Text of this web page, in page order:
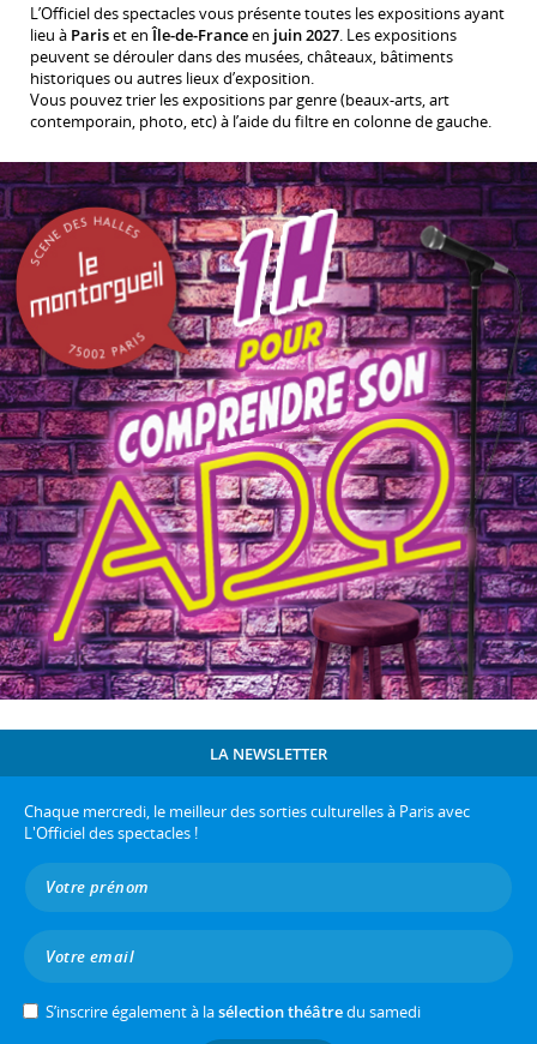
L’Officiel des spectacles vous présente toutes les expositions ayant
lieu à Pariset enÎle-de-Franceen juin 2027. Les expositions
peuvent se dérouler dans des musées, châteaux, bâtiments
historiques ou autres lieux d’exposition.
Vous pouvez trier les expositions par genre (beaux-arts, art
contemporain, photo, etc) à l’aide du filtre en colonne de gauche.
LA NEWSLETTER
Chaque mercredi, le meilleur des sorties culturelles à Paris avec
L'Officiel des spectacles !
S’inscrire également à lasélection théâtredu samedi